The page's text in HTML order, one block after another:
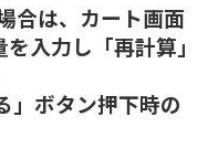
合は、カート画面
入力し「再計算」
」ボタン押下時の